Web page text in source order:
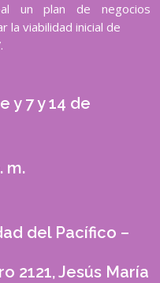
un plan de negocios
la viabilidad inicial de
y 7 y 14 de
m.
del Pacífico –
2121, Jesús María